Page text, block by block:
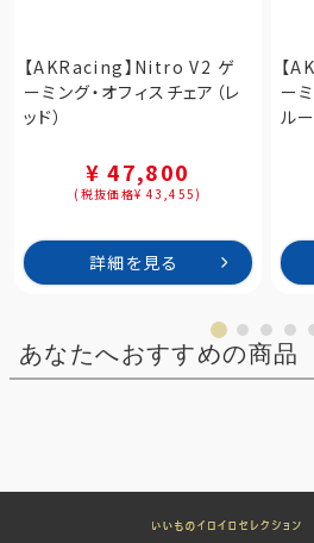
【AKRacing】Nitro V2 ゲ
ーミング・オフィスチェア（レ
ッド）
¥ 47,800
(税抜価格¥ 43,455)
詳細を見る
【
ー
ルー
あなたへおすすめの商品